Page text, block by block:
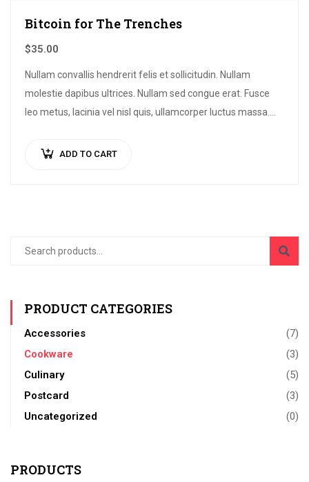
Bitcoin for The Trenches
$35.00
Nullam convallis hendrerit felis et sollicitudin. Nullam
molestie dapibus ultrices. Nullam sed congue erat. Fusce
leo metus, lacinia vel nisl quis, ullamcorper luctus massa.
ADD TO CART
PRODUCT CATEGORIES
Accessories
(7)
Cookware
(3)
Culinary
(5)
Postcard
(3)
Uncategorized
(0)
PRODUCTS